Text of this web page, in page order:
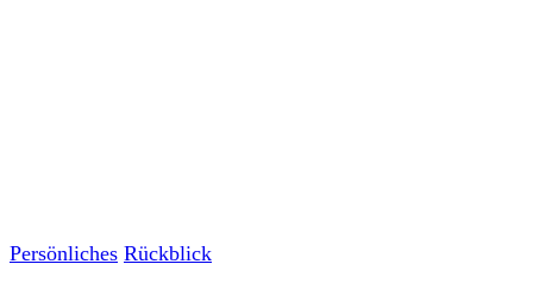
Persönliches Rückblick